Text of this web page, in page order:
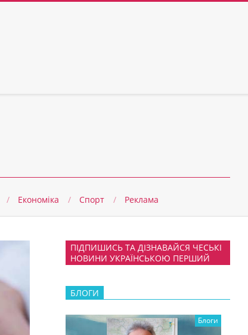
Економіка Спорт Реклама
ПІДПИШИСЬ ТА ДІЗНАВАЙСЯ ЧЕСЬКІ
НОВИНИ УКРАЇНСЬКОЮ ПЕРШИЙ
БЛОГИ
Блоги